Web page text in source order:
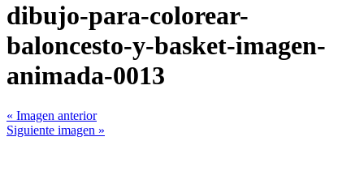
dibujo-para-colorear-
baloncesto-y-basket-imagen-
animada-0013
« Imagen anterior
Siguiente imagen »